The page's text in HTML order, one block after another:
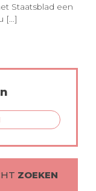
Staatsblad een
[...]
ZOEKEN